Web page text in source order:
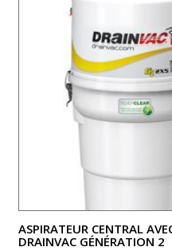
ASPIRATEUR CENTRAL
DRAINVAC GÉNÉRATION 2